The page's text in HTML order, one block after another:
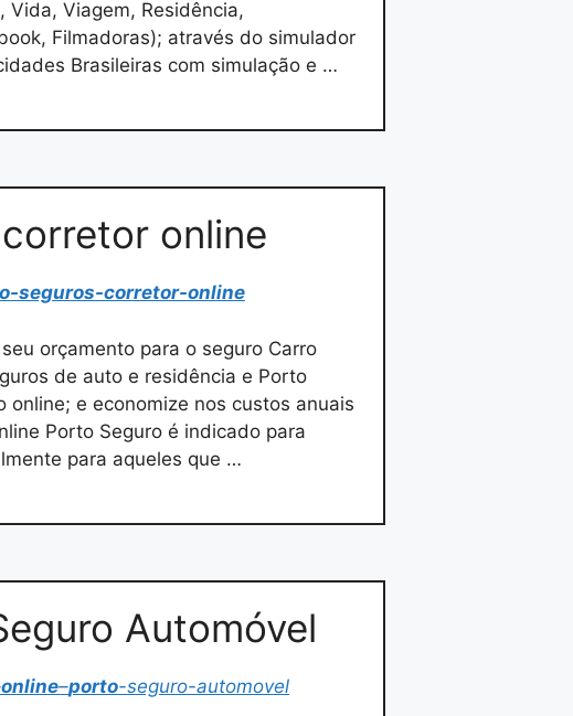
Vida, Viagem, Residência,
Filmadoras); através do simulador
Brasileiras com simulação e …
online
seguros-corretor-online
orçamento para o seguro Carro
de auto e residência e Porto
e economize nos custos anuais
Porto Seguro é indicado para
para aqueles que …
Automóvel
online–porto-seguro-automovel